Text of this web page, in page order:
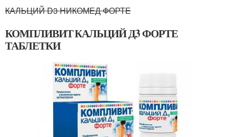
КАЛЬЦИЙ D3 НИКОМЕД ФОРТЕ
КОМПЛИВИТ КАЛЬЦИЙ Д3 ФОРТЕ
ТАБЛЕТКИ